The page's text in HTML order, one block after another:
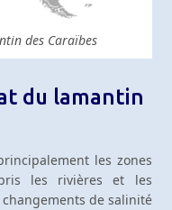
des Caraïbes
du lamantin
les zones
les rivières et les
de salinité